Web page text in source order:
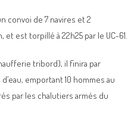
convoi de 7 navires et 2
est torpillé à 22h25 par le UC-61.
tribord), il finira par
emportant 10 hommes au
par les chalutiers armés du